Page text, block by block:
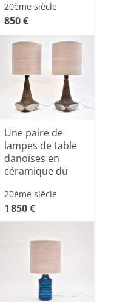
20ème siècle
850 €
Une paire de
lampes de table
danoises en
céramique du
20ème siècle
1 850 €